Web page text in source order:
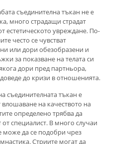
съединителна тъкан не е
много страдащи страдат
естетическото увреждане. По-
често се чувстват
или дори обезобразени и
за показване на телата си
дори пред партньора,
до кризи в отношенията.
съединителната тъкан е
на качеството на
определено трябва да
от специалист. В много случаи
може да се подобри чрез
Стриите могат да